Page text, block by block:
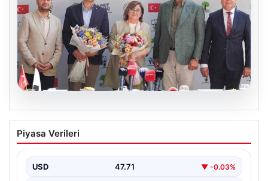
09.08.2026
Gaziantep Basketbol Kulübü Şehitkamil
Belediyesi’ne Resmen Devredildi
takımlardan Gaziantep Basketbol'un yönetiminde
önemli bir değişiklik yaşandı.…
Piyasa Verileri
USD 47.71 ▼ -0.03%